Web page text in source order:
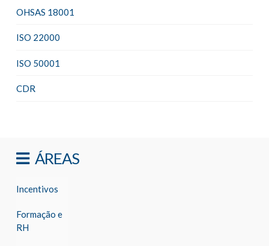
OHSAS 18001
ISO 22000
ISO 50001
CDR
ÁREAS
Incentivos
Formação e
RH